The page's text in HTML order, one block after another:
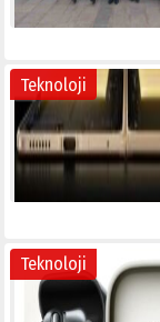
Teknoloji
Teknoloji